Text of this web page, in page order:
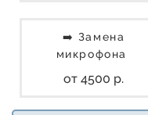
➡️ Замена
микрофона
от 4500 р.